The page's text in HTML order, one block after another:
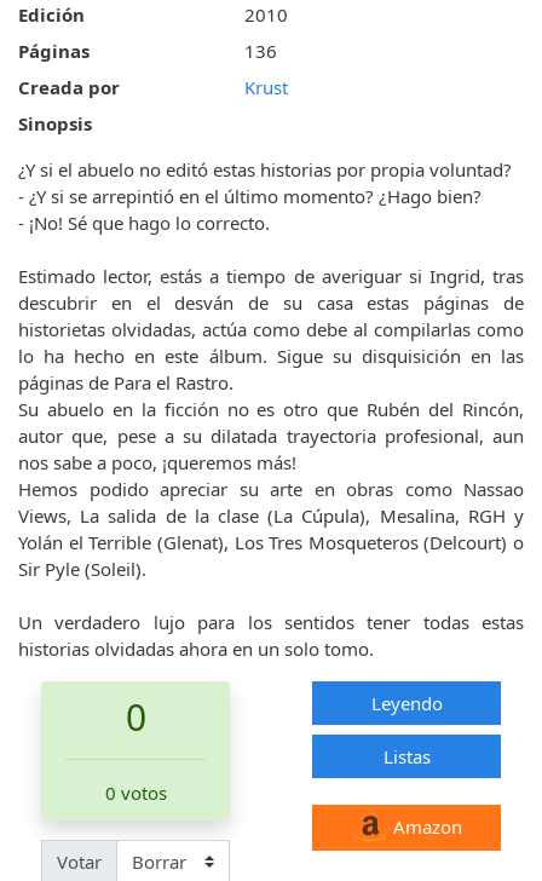
Edición
2010
Páginas
136
Creada por
Krust
Sinopsis
¿Y si el abuelo no editó estas historias por propia voluntad?
- ¿Y si se arrepintió en el último momento? ¿Hago bien?
- ¡No! Sé que hago lo correcto.
Estimado lector, estás a tiempo de averiguar si Ingrid, tras
descubrir en el desván de su casa estas páginas de
historietas olvidadas, actúa como debe al compilarlas como
lo ha hecho en este álbum. Sigue su disquisición en las
páginas de Para el Rastro.
Su abuelo en la ficción no es otro que Rubén del Rincón,
autor que, pese a su dilatada trayectoria profesional, aun
nos sabe a poco, ¡queremos más!
Hemos podido apreciar su arte en obras como Nassao
Views, La salida de la clase (La Cúpula), Mesalina, RGH y
Yolán el Terrible (Glenat), Los Tres Mosqueteros (Delcourt) o
Sir Pyle (Soleil).
Un verdadero lujo para los sentidos tener todas estas
historias olvidadas ahora en un solo tomo.
0
0 votos
Votar
Leyendo
Listas
Amazon